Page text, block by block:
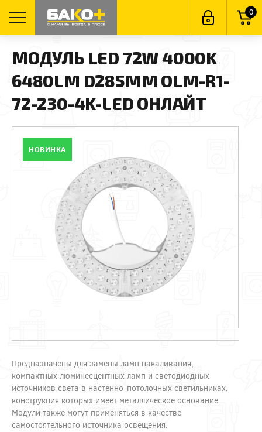
0
МОДУЛЬ LED 72W 4000K
6480LM D285MM OLM-R1-
72-230-4K-LED ОНЛАЙТ
НОВИНКА
Предназначены для замены ламп накаливания,
компактных люминесцентных ламп и светодиодных
источников света в настенно-потолочных светильниках,
конструкция которых имеет металлическое основание.
Модули также могут применяться в качестве
самостоятельного источника освещения.